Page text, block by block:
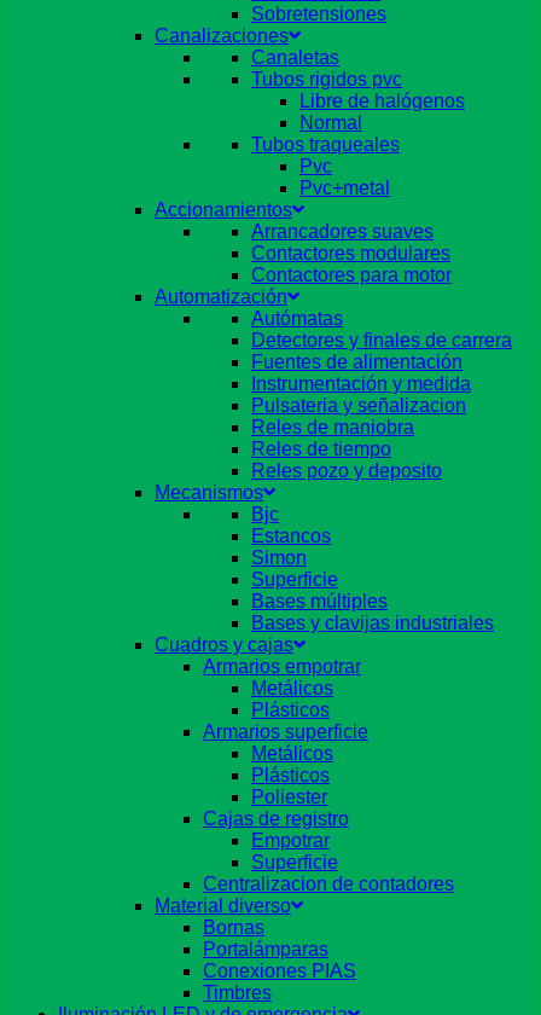
Sobretensiones
Canalizaciones
Canaletas
Tubos rigidos pvc
Libre de halógenos
Normal
Tubos traqueales
Pvc
Pvc+metal
Accionamientos
Arrancadores suaves
Contactores modulares
Contactores para motor
Automatización
Autómatas
Detectores y finales de carrera
Fuentes de alimentación
Instrumentación y medida
Pulsateria y señalizacion
Reles de maniobra
Reles de tiempo
Reles pozo y deposito
Mecanismos
Bjc
Estancos
Simon
Superficie
Bases múltiples
Bases y clavijas industriales
Cuadros y cajas
Armarios empotrar
Metálicos
Plásticos
Armarios superficie
Metálicos
Plásticos
Poliester
Cajas de registro
Empotrar
Superficie
Centralizacion de contadores
Material diverso
Bornas
Portalámparas
Conexiones PIAS
Timbres